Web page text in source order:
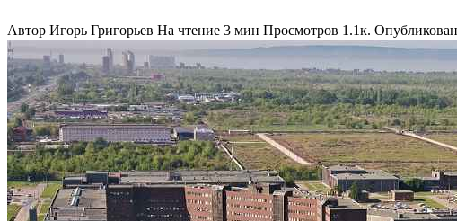
Автор Игорь Григорьев На чтение 3 мин Просмотров 1.1к.